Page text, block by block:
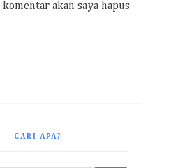
akan saya hapus
CARI APA?